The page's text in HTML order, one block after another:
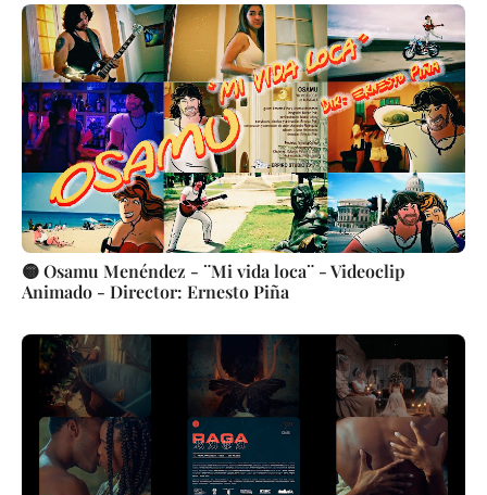
🟡 Osamu Menéndez - ¨Mi vida loca¨ - Videoclip
Animado - Director: Ernesto Piña